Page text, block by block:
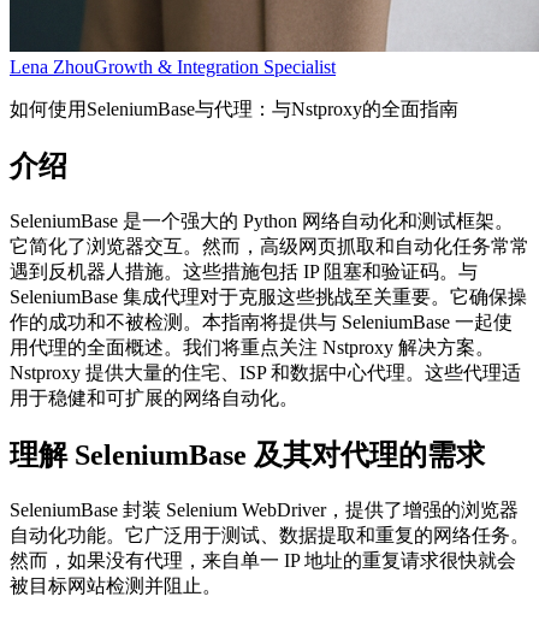
Lena ZhouGrowth & Integration Specialist
如何使用SeleniumBase与代理：与Nstproxy的全面指南
介绍
SeleniumBase 是一个强大的 Python 网络自动化和测试框架。
它简化了浏览器交互。然而，高级网页抓取和自动化任务常常
遇到反机器人措施。这些措施包括 IP 阻塞和验证码。与
SeleniumBase 集成代理对于克服这些挑战至关重要。它确保操
作的成功和不被检测。本指南将提供与 SeleniumBase 一起使
用代理的全面概述。我们将重点关注 Nstproxy 解决方案。
Nstproxy 提供大量的住宅、ISP 和数据中心代理。这些代理适
用于稳健和可扩展的网络自动化。
理解 SeleniumBase 及其对代理的需求
SeleniumBase 封装 Selenium WebDriver，提供了增强的浏览器
自动化功能。它广泛用于测试、数据提取和重复的网络任务。
然而，如果没有代理，来自单一 IP 地址的重复请求很快就会
被目标网站检测并阻止。